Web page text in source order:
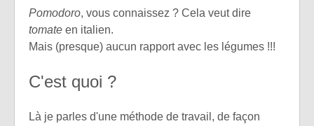
Pomodoro, vous connaissez ? Cela veut dire
tomate en italien.
Mais (presque) aucun rapport avec les légumes !!!
C'est quoi ?
Là je parles d'une méthode de travail, de façon